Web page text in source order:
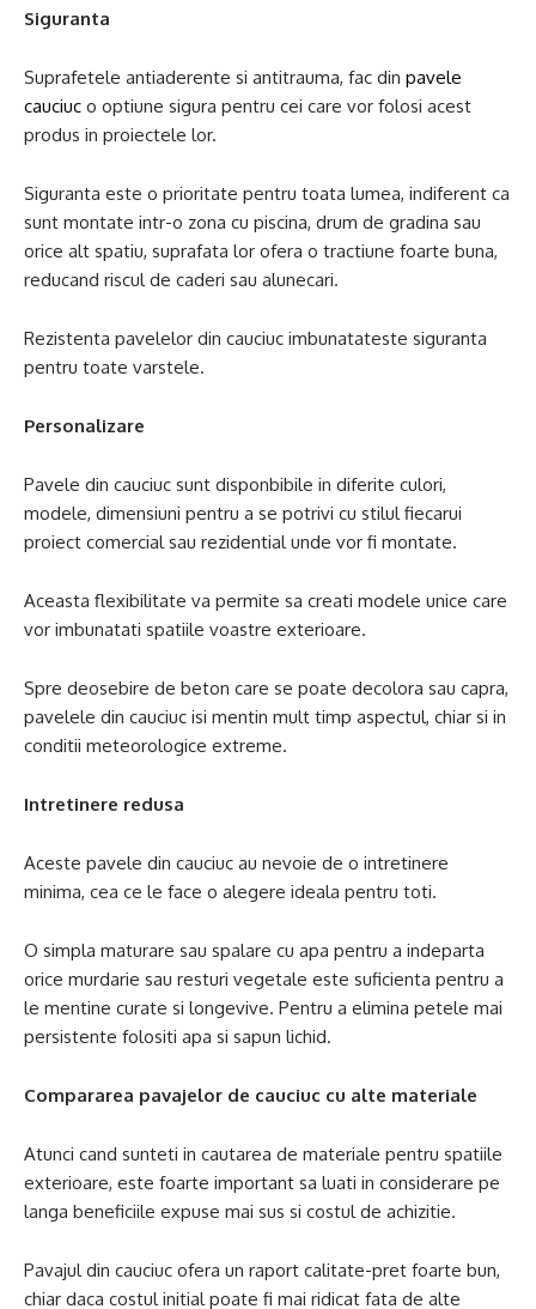
Siguranta
Suprafetele antiaderente si antitrauma, fac din pavele
cauciuc o optiune sigura pentru cei care vor folosi acest
produs in proiectele lor.
Siguranta este o prioritate pentru toata lumea, indiferent ca
sunt montate intr-o zona cu piscina, drum de gradina sau
orice alt spatiu, suprafata lor ofera o tractiune foarte buna,
reducand riscul de caderi sau alunecari.
Rezistenta pavelelor din cauciuc imbunatateste siguranta
pentru toate varstele.
Personalizare
Pavele din cauciuc sunt disponbibile in diferite culori,
modele, dimensiuni pentru a se potrivi cu stilul fiecarui
proiect comercial sau rezidential unde vor fi montate.
Aceasta flexibilitate va permite sa creati modele unice care
vor imbunatati spatiile voastre exterioare.
Spre deosebire de beton care se poate decolora sau capra,
pavelele din cauciuc isi mentin mult timp aspectul, chiar si in
conditii meteorologice extreme.
Intretinere redusa
Aceste pavele din cauciuc au nevoie de o intretinere
minima, cea ce le face o alegere ideala pentru toti.
O simpla maturare sau spalare cu apa pentru a indeparta
orice murdarie sau resturi vegetale este suficienta pentru a
le mentine curate si longevive. Pentru a elimina petele mai
persistente folositi apa si sapun lichid.
Compararea pavajelor de cauciuc cu alte materiale
Atunci cand sunteti in cautarea de materiale pentru spatiile
exterioare, este foarte important sa luati in considerare pe
langa beneficiile expuse mai sus si costul de achizitie.
Pavajul din cauciuc ofera un raport calitate-pret foarte bun,
chiar daca costul initial poate fi mai ridicat fata de alte